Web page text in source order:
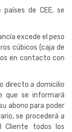
de CEE, se
excede el peso
cúbicos (caja de
en contacto con
directo a domicilio
que se informará
abono para poder
se procederá a
Cliente todos los